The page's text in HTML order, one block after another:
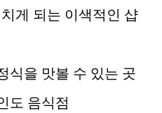
게 되는 이색적인 샵
식을 맛볼 수 있는 곳
도 음식점